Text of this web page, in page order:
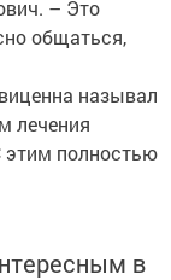
– Это
общаться,
называл
лечения
этим полностью
в